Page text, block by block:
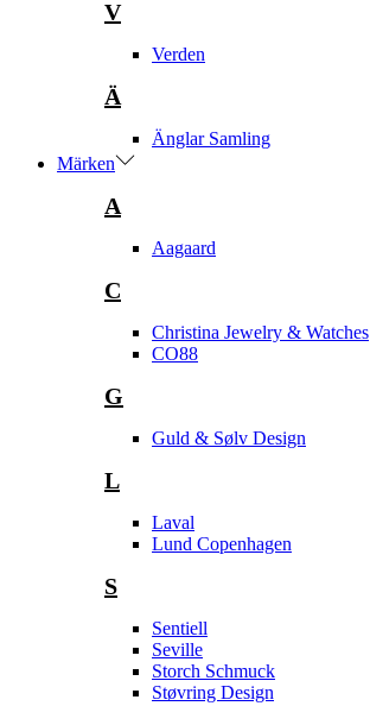
V
Verden
Ä
Änglar Samling
Märken
A
Aagaard
C
Christina Jewelry & Watches
CO88
G
Guld & Sølv Design
L
Laval
Lund Copenhagen
S
Sentiell
Seville
Storch Schmuck
Støvring Design